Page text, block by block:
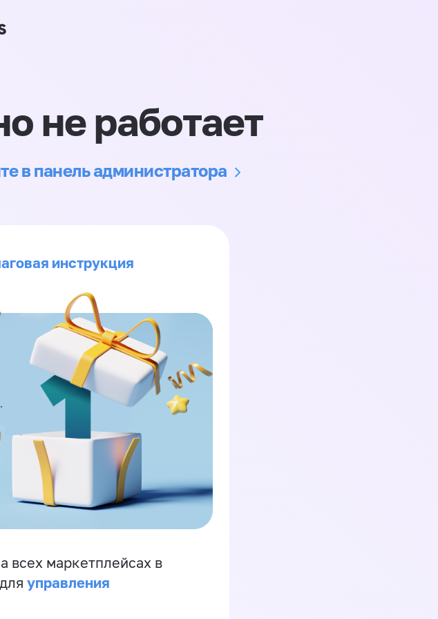
не работает
в панель администратора
инструкция
всех маркетплейсах в
управления